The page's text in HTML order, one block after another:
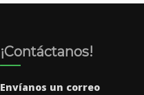
¡Contáctanos!
Envíanos un correo